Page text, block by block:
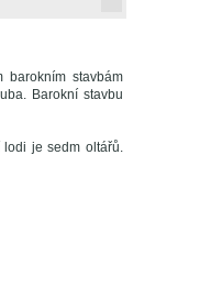
barokním stavbám
Barokní stavbu
lodi je sedm oltářů.